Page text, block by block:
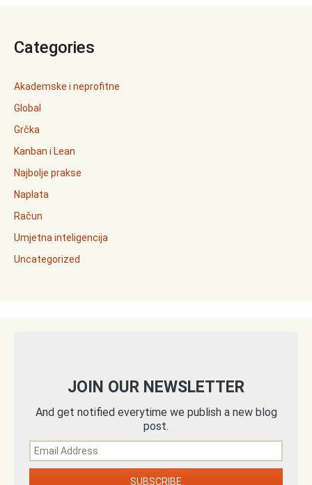
Categories
Akademske i neprofitne
Global
Grčka
Kanban i Lean
Najbolje prakse
Naplata
Račun
Umjetna inteligencija
Uncategorized
JOIN OUR NEWSLETTER
And get notified everytime we publish a new blog
post.